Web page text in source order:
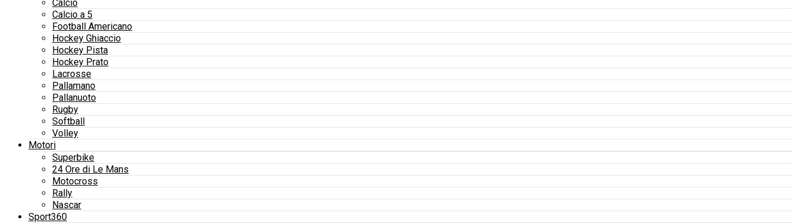
Calcio
Calcio a 5
Football Americano
Hockey Ghiaccio
Hockey Pista
Hockey Prato
Lacrosse
Pallamano
Pallanuoto
Rugby
Softball
Volley
Motori
Superbike
24 Ore di Le Mans
Motocross
Rally
Nascar
Sport360